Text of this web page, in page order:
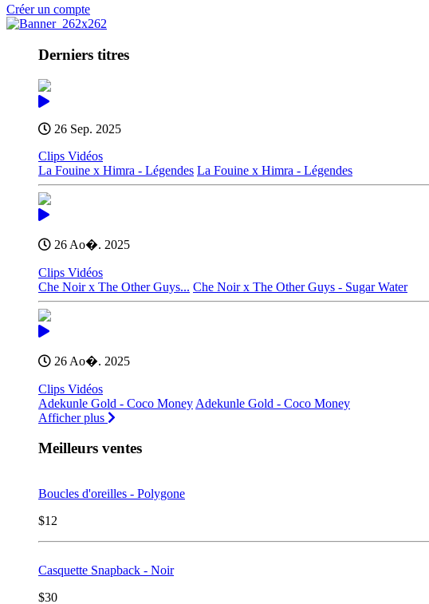
Créer un compte
Derniers titres
26 Sep. 2025
Clips Vidéos
La Fouine x Himra - Légendes La Fouine x Himra - Légendes
26 Ao�. 2025
Clips Vidéos
Che Noir x The Other Guys... Che Noir x The Other Guys - Sugar Water
26 Ao�. 2025
Clips Vidéos
Adekunle Gold - Coco Money Adekunle Gold - Coco Money
Afficher plus
Meilleurs ventes
Boucles d'oreilles - Polygone
$12
Casquette Snapback - Noir
$30